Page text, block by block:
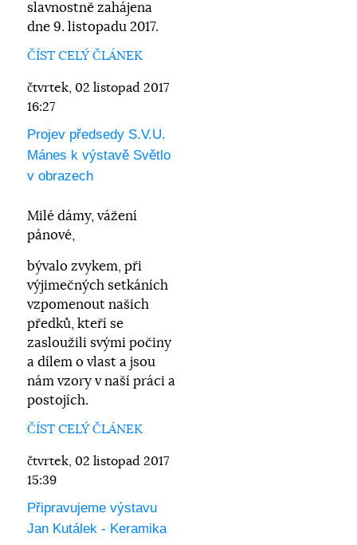
slavnostně zahájena
dne 9. listopadu 2017.
ČÍST CELÝ ČLÁNEK
čtvrtek, 02 listopad 2017
16:27
Projev předsedy S.V.U.
Mánes k výstavě Světlo
v obrazech
Milé dámy, vážení
pánové,
bývalo zvykem, při
výjimečných setkáních
vzpomenout našich
předků, kteří se
zasloužili svými počiny
a dílem o vlast a jsou
nám vzory v naší práci a
postojích.
ČÍST CELÝ ČLÁNEK
čtvrtek, 02 listopad 2017
15:39
Připravujeme výstavu
Jan Kutálek - Keramika